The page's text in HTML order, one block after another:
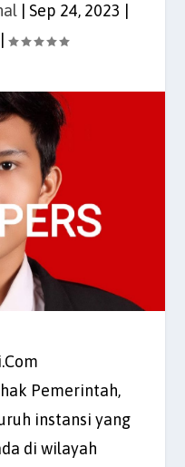
Sep 24, 2023
Pemerintah,
instansi yang
di wilayah